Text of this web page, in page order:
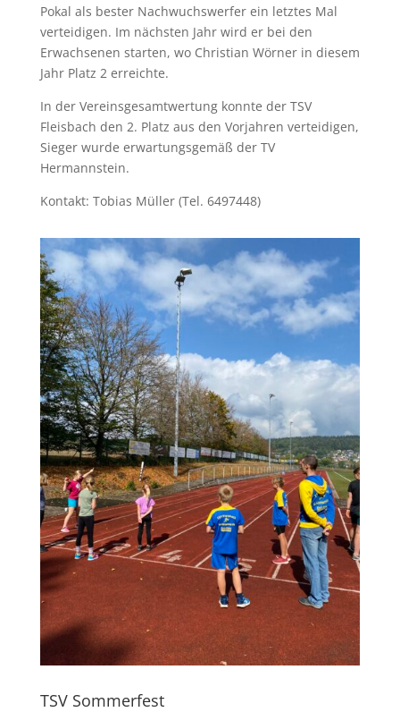
Pokal als bester Nachwuchswerfer ein letztes Mal
verteidigen. Im nächsten Jahr wird er bei den
Erwachsenen starten, wo Christian Wörner in diesem
Jahr Platz 2 erreichte.
In der Vereinsgesamtwertung konnte der TSV
Fleisbach den 2. Platz aus den Vorjahren verteidigen,
Sieger wurde erwartungsgemäß der TV
Hermannstein.
Kontakt: Tobias Müller (Tel. 6497448)
TSV Sommerfest